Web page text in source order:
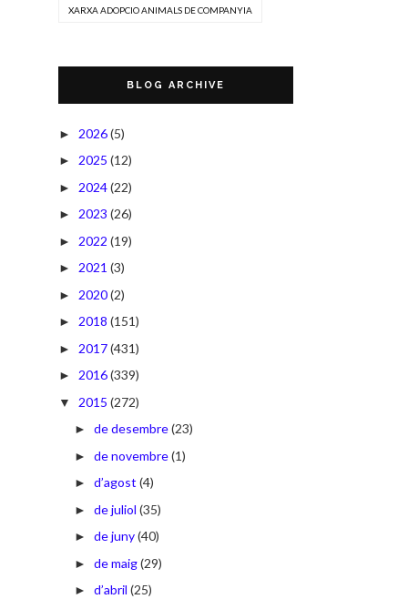
XARXA ADOPCIO ANIMALS DE COMPANYIA
BLOG ARCHIVE
► 2026(5)
► 2025 (12)
► 2024(22)
► 2023 (26)
► 2022 (19)
► 2021 (3)
► 2020(2)
► 2018 (151)
► 2017(431)
► 2016(339)
▼ 2015 (272)
► de desembre(23)
► de novembre(1)
► d’agost (4)
► de juliol (35)
► de juny(40)
► de maig(29)
► d’abril (25)